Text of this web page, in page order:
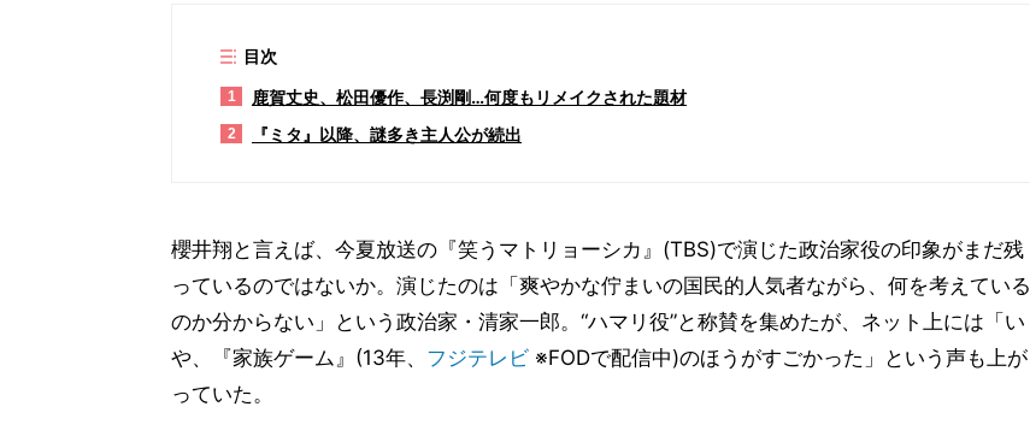
目次
1 鹿賀丈史、松田優作、長渕剛…何度もリメイクされた題材
2 『ミタ』以降、謎多き主人公が続出
櫻井翔と言えば、今夏放送の『笑うマトリョーシカ』(TBS)で演じた政治家役の印象がまだ残
っているのではないか。演じたのは「爽やかな佇まいの国民的人気者ながら、何を考えている
のか分からない」という政治家・清家一郎。“ハマリ役”と称賛を集めたが、ネット上には「い
や、『家族ゲーム』(13年、 フジテレビ ※FODで配信中)のほうがすごかった」という声も上が
っていた。